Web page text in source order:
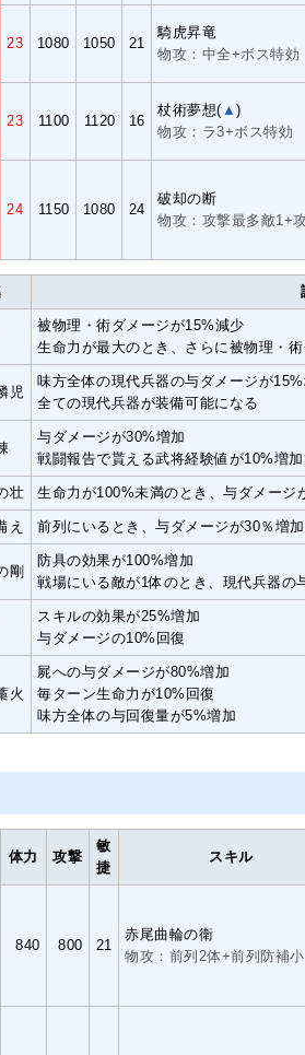
23 1080 1050 21
騎虎昇竜
物攻：中全+ボス特効
23 1100 1120 16
杖術夢想( ▲)
物攻：ラ3+ボス特効
24 1150 1080 24
破却の断
物攻：攻撃最多敵1+
被物理・術ダメージが15%減少
生命力が最大のとき、さらに被物理・
児
味方全体の現代兵器の与ダメージが15%
全ての現代兵器が装備可能になる
与ダメージが30%増加
戦闘報告で貰える武将経験値が10%増加
壮 生命力が100%未満のとき、与ダメー
え 前列にいるとき、与ダメージが30％増
剛
防具の効果が100%増加
戦場にいる敵が1体のとき、現代兵器の
スキルの効果が25%増加
与ダメージの10%回復
火
屍への与ダメージが80%増加
毎ターン生命力が10%回復
味方全体の与回復量が5%増加
体力 攻撃
敏
捷
スキル
840 800 21
赤尾曲輪の衛
物攻：前列2体+前列防補小